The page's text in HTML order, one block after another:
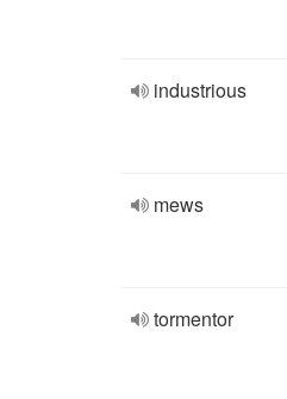
industrious
mews
tormentor